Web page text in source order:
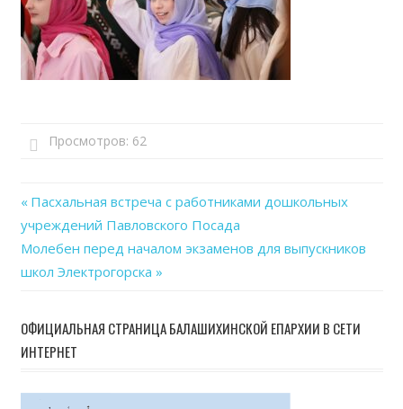
Просмотров: 62
Навигация
по
Previous
Post:
Пасхальная встреча с работниками дошкольных
учреждений Павловского Посада
Next
Post:
Молебен перед началом экзаменов для выпускников
школ Электрогорска
ОФИЦИАЛЬНАЯ СТРАНИЦА БАЛАШИХИНСКОЙ ЕПАРХИИ В СЕТИ
ИНТЕРНЕТ